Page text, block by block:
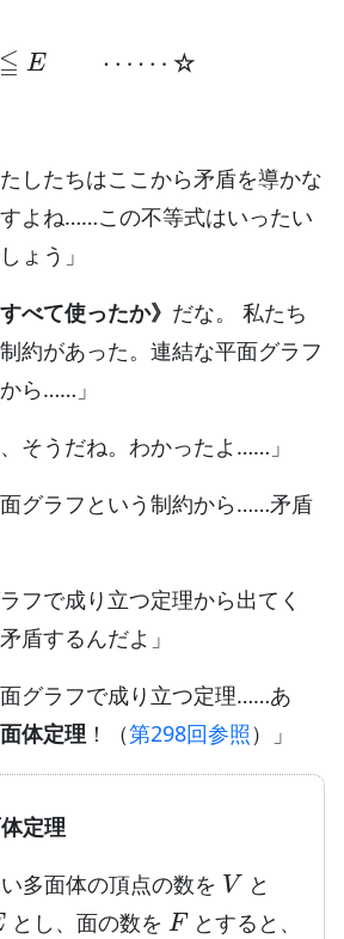
☆
3 V≦
たしたちはここから矛盾を導かな
よね……この不等式はいったい
ょう」
べて使ったか》 だな。 私たち
約があった。連結な平面グラフ
ら……」
そうだね。わかったよ……」
面グラフという制約から……矛盾
フで成り立つ定理から出てく
盾するんだよ」
面グラフで成り立つ定理……あ
体定理 ！（第298回参照 ）」
定理
多面体の頂点の数を
V
と
とし、面の数を
F
とすると、